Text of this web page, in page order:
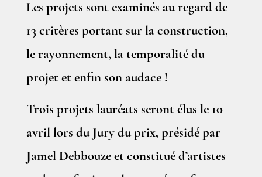
Les projets sont examinés au regard de
13 critères portant sur la construction,
le rayonnement, la temporalité du
projet et enfin son audace !
Trois projets lauréats seront élus le 10
avril lors du Jury du prix, présidé par
Jamel Debbouze et constitué d’artistes